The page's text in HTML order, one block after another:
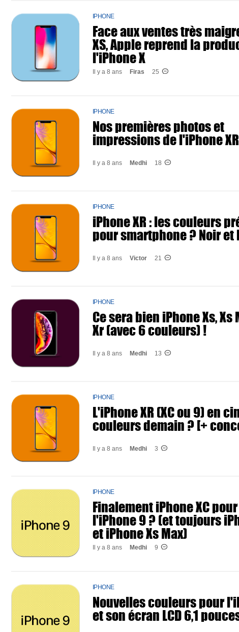
IPHONE
Face aux ventes très
XS, Apple reprend la
l'iPhone X
Il y a 8 ans Firas 25
IPHONE
Nos premières photos et
impressions de l'iPhone XR
Il y a 8 ans Medhi 18
IPHONE
iPhone XR : les couleurs
pour smartphone ? Noir et
Il y a 8 ans Victor 21
IPHONE
Ce sera bien iPhone Xs, Xs
Xr (avec 6 couleurs) !
Il y a 8 ans Medhi 13
IPHONE
L'iPhone XR (XC ou 9) en
couleurs demain ? [+
Il y a 8 ans Medhi 3
IPHONE
Finalement iPhone XC pour
l'iPhone 9 ? (et toujours
et iPhone Xs Max)
Il y a 8 ans Medhi 9
IPHONE
Nouvelles couleurs pour
et son écran LCD 6,1